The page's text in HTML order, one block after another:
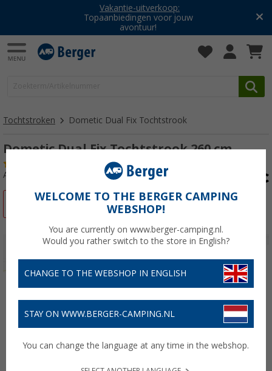
Vakantie-uitverkoop:
Topaanbiedingen voor jouw
avontuur!
Tochtstroken Dometic Dual Fix Tochtstrook
Dometic Dual Fix Tochtstrook 260 cm
Artikelnr: 348890
-2%
WELCOME TO THE BERGER CAMPING
WEBSHOP!
You are currently on www.berger-camping.nl.
Would you rather switch to the store in English?
CHANGE TO THE WEBSHOP IN ENGLISH
STAY ON WWW.BERGER-CAMPING.NL
You can change the language at any time in the webshop.